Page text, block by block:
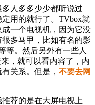
多人多多少少都听说过
用的就行了。TVbox就
一个电视机， 因为它没
多马甲，比如有名的影
等。然后另外有一些人
，就可以看内容了，内
关系。但是， 不要去网
荐的是在大屏电视上